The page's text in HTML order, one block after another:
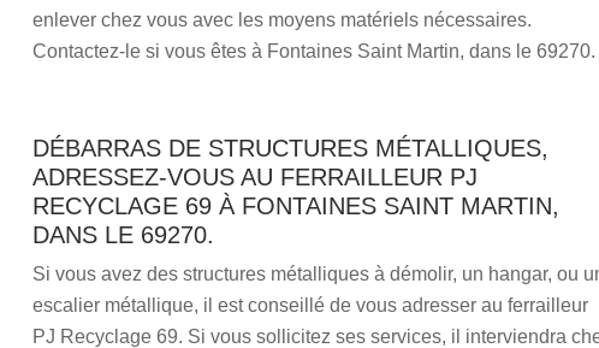
enlever chez vous avec les moyens matériels nécessaires.
Contactez-le si vous êtes à Fontaines Saint Martin, dans le 69270.
DÉBARRAS DE STRUCTURES MÉTALLIQUES,
ADRESSEZ-VOUS AU FERRAILLEUR PJ
RECYCLAGE 69 À FONTAINES SAINT MARTIN,
DANS LE 69270.
Si vous avez des structures métalliques à démolir, un hangar, ou
escalier métallique, il est conseillé de vous adresser au ferrailleur
PJ Recyclage 69. Si vous sollicitez ses services, il interviendra